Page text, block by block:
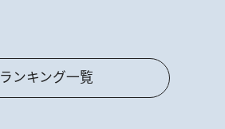
ランキング一覧